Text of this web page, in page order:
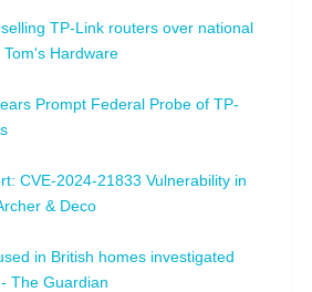
TP-Link routers over national
Hardware
Prompt Federal Probe of TP-
CVE-2024-21833 Vulnerability in
& Deco
in British homes investigated
The Guardian